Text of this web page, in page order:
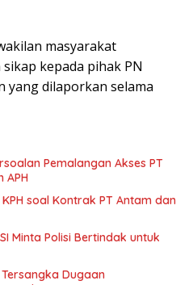
masyarakat
kepada pihak PN
yang dilaporkan selama
Pemalangan Akses PT
APH
soal Kontrak PT Antam dan
Minta Polisi Bertindak untuk
Dugaan